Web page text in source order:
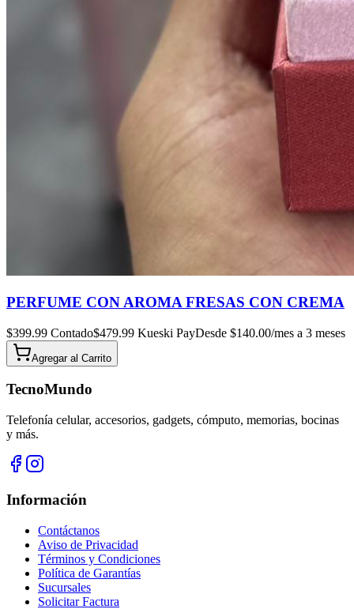
PERFUME CON AROMA FRESAS CON CREMA
$399.99 Contado$479.99 Kueski PayDesde $140.00/mes a 3 meses
Agregar al Carrito
TecnoMundo
Telefonía celular, accesorios, gadgets, cómputo, memorias, bocinas
y más.
Información
Contáctanos
Aviso de Privacidad
Términos y Condiciones
Política de Garantías
Sucursales
Solicitar Factura